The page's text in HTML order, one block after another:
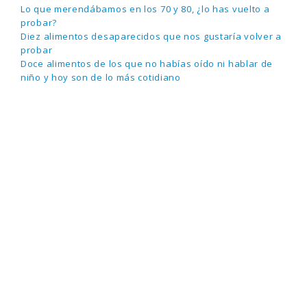
Lo que merendábamos en los 70 y 80, ¿lo has vuelto a
probar?
Diez alimentos desaparecidos que nos gustaría volver a
probar
Doce alimentos de los que no habías oído ni hablar de
niño y hoy son de lo más cotidiano